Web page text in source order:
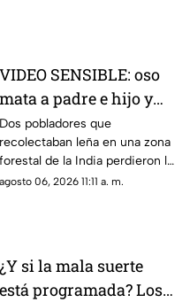
VIDEO SENSIBLE: oso
mata a padre e hijo y
deja a una persona
herida
Dos pobladores que
recolectaban leña en una zona
forestal de la India perdieron la
vida; un oficial fue reportado
agosto 06, 2026 11:11 a. m.
¿Y si la mala suerte
está programada? Los